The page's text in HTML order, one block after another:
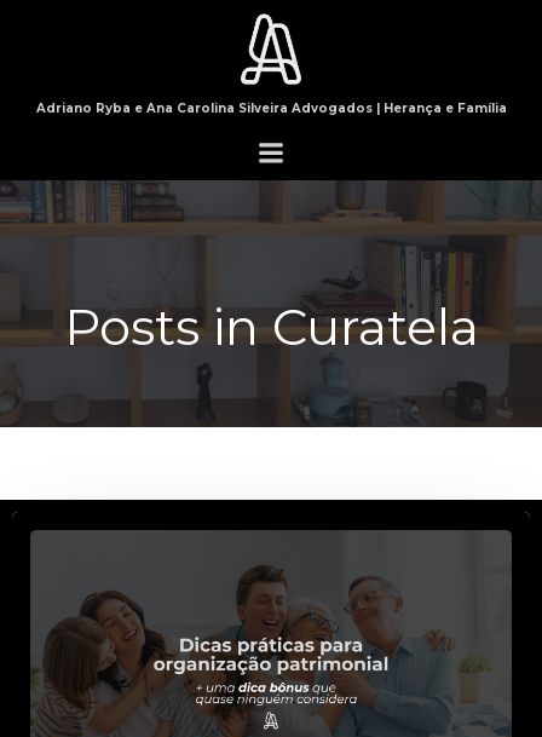
Pular
para
o
conteúdo
Adriano Ryba e Ana Carolina Silveira Advogados | Herança e Família
Posts in Curatela